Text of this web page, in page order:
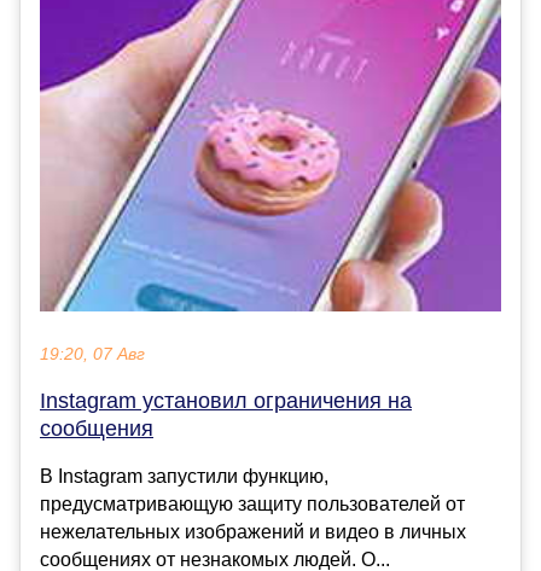
19:20, 07 Авг
Instagram установил ограничения на
сообщения
В Instagram запустили функцию,
предусматривающую защиту пользователей от
нежелательных изображений и видео в личных
сообщениях от незнакомых людей. О...